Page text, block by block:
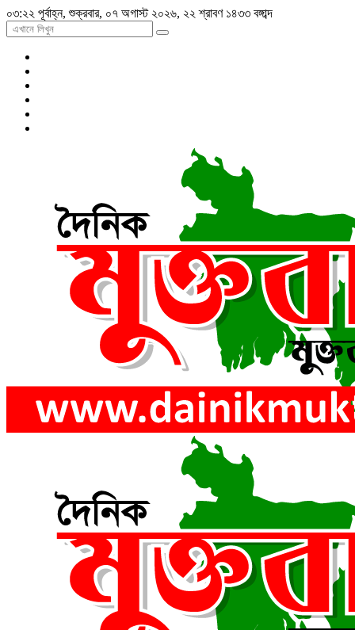
০৩:২২ পূর্বাহ্ন, শুক্রবার, ০৭ অগাস্ট ২০২৬, ২২ শ্রাবণ ১৪৩৩ বঙ্গাব্দ